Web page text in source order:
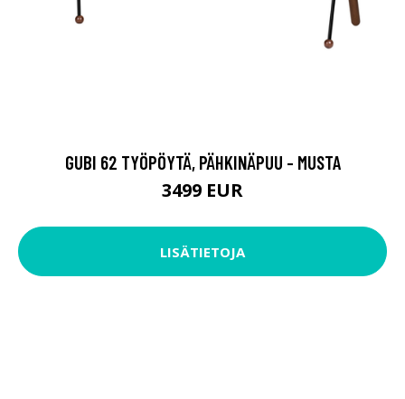
GUBI 62 TYÖPÖYTÄ, PÄHKINÄPUU - MUSTA
3499 EUR
LISÄTIETOJA